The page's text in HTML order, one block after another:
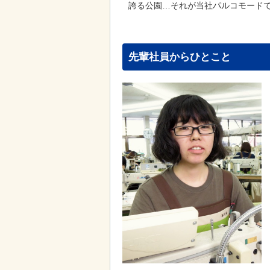
誇る公園…それが当社パルコモード
先輩社員からひとこと